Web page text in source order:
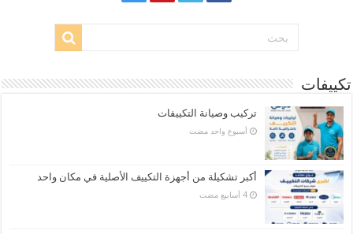
تكييفات
تركيب وصيانة التكييفات
‏أسبوع واحد مضت
أكبر تشكيلة من أجهزة التكييف الأصلية في مكان واحد
‏4 أسابيع مضت